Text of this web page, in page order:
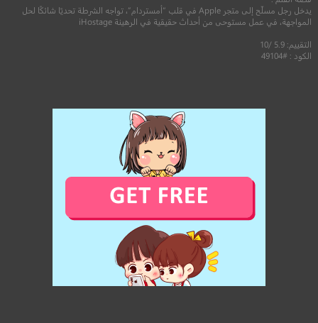
يدخل رجل مسلّح إلى متجر Apple في قلب “أمستردام”، تواجه الشرطة تحديًا شائكًا لحل
المواجهة، في عمل مستوحى من أحداث حقيقية في الرهينة iHostage
التقييم: 5.9 /10
الكود : #49104